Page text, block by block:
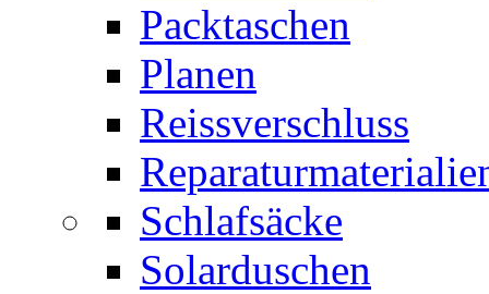
Packtaschen
Planen
Reissverschluss
Schlafsäcke
Solarduschen